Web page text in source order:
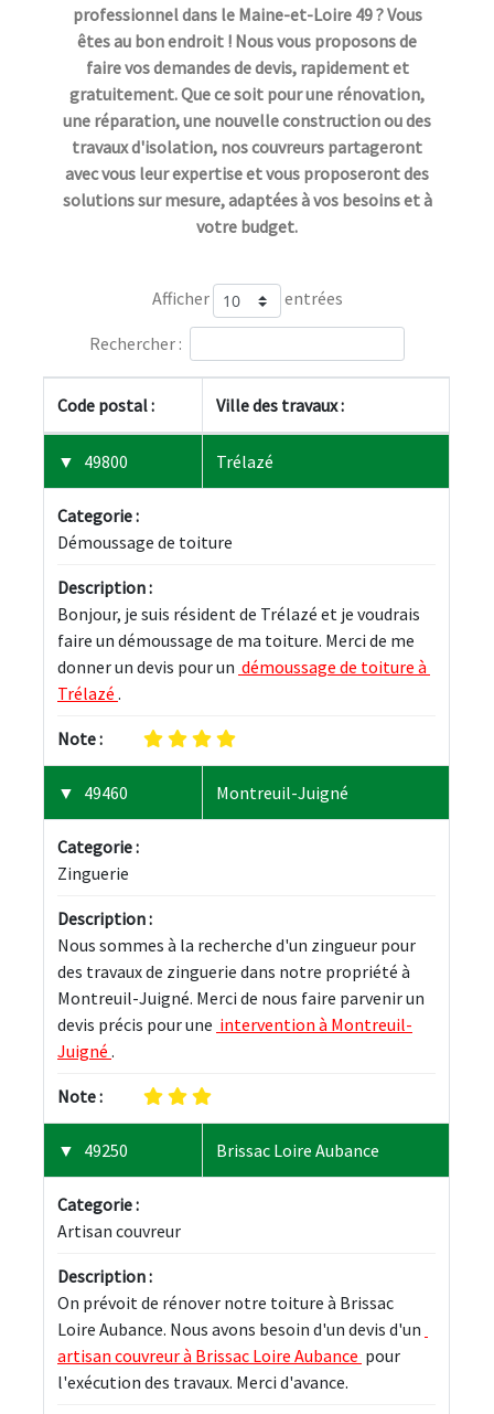
professionnel dans le Maine-et-Loire 49 ? Vous
êtes au bon endroit ! Nous vous proposons de
faire vos demandes de devis, rapidement et
gratuitement. Que ce soit pour une rénovation,
une réparation, une nouvelle construction ou des
travaux d'isolation, nos couvreurs partageront
avec vous leur expertise et vous proposeront des
solutions sur mesure, adaptées à vos besoins et à
votre budget.
Afficher entrées
Rechercher :
Code postal : Ville des travaux :
49800 Trélazé
Categorie :
Démoussage de toiture
Description :
Bonjour, je suis résident de Trélazé et je voudrais
faire un démoussage de ma toiture. Merci de me
donner un devis pour un démoussage de toiture à
Trélazé .
Note :
49460 Montreuil-Juigné
Categorie :
Zinguerie
Description :
Nous sommes à la recherche d'un zingueur pour
des travaux de zinguerie dans notre propriété à
Montreuil-Juigné. Merci de nous faire parvenir un
devis précis pour une intervention à Montreuil-
Juigné .
Note :
49250 Brissac Loire Aubance
Categorie :
Artisan couvreur
Description :
On prévoit de rénover notre toiture à Brissac
Loire Aubance. Nous avons besoin d'un devis d'un
artisan couvreur à Brissac Loire Aubance pour
l'exécution des travaux. Merci d'avance.